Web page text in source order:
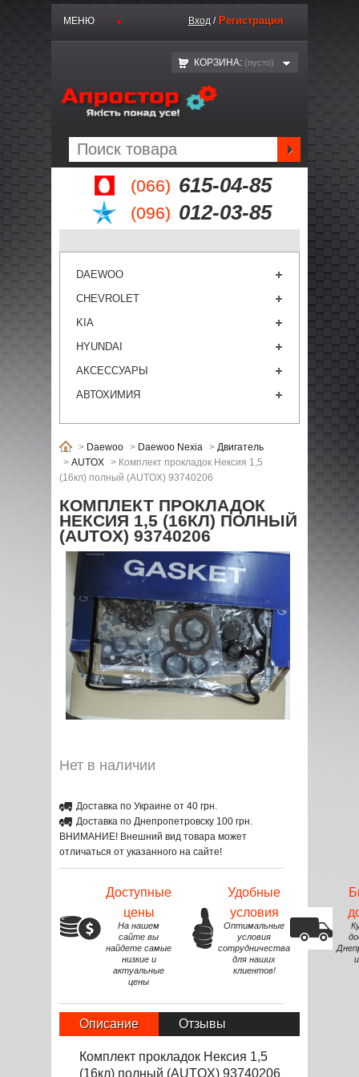
(066) 615-04-85
(096) 012-03-85
МЕНЮ Вход / Регистрация
КОРЗИНА: (пустo)
DAEWOO
CHEVROLET
KIA
HYUNDAI
АКСЕССУАРЫ
АВТОХИМИЯ
> Daewoo > Daewoo Nexia > Двигатель
> AUTOX > Комплект прокладок Нексия 1,5
(16кл) полный (AUTOX) 93740206
КОМПЛЕКТ ПРОКЛАДОК
НЕКСИЯ 1,5 (16КЛ) ПОЛНЫЙ
(AUTOX) 93740206
Нет в наличии
Доставка по Украине от 40 грн.
Доставка по Днепропетровску 100 грн.
ВНИМАНИЕ! Внешний вид товара может
отличаться от указанного на сайте!
Доступные
цены
На нашем
сайте вы
найдете самые
низкие и
актуальные
цены
Удобные
условия
Оптимальные
условия
сотрудничества
для наших
клиентов!
Описание Отзывы
Комплект прокладок Нексия 1,5
(16кл) полный (AUTOX) 93740206